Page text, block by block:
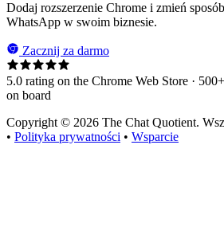
Dodaj rozszerzenie Chrome i zmień
WhatsApp w swoim biznesie.
Zacznij za darmo
5.0 rating on the Chrome Web Store ·
on board
Copyright © 2026 The Chat Quotient.
• Polityka prywatności • Wsparcie